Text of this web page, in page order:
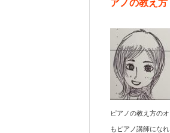
アノの教え方
ピアノの教え方の
もピアノ講師にな